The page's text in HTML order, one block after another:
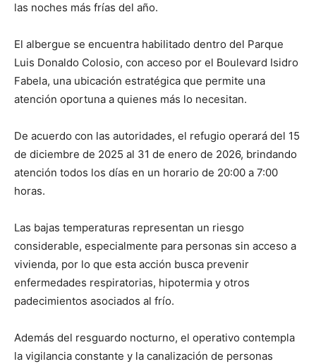
las noches más frías del año.
El albergue se encuentra habilitado dentro del Parque
Luis Donaldo Colosio, con acceso por el Boulevard Isidro
Fabela, una ubicación estratégica que permite una
atención oportuna a quienes más lo necesitan.
De acuerdo con las autoridades, el refugio operará del 15
de diciembre de 2025 al 31 de enero de 2026, brindando
atención todos los días en un horario de 20:00 a 7:00
horas.
Las bajas temperaturas representan un riesgo
considerable, especialmente para personas sin acceso a
vivienda, por lo que esta acción busca prevenir
enfermedades respiratorias, hipotermia y otros
padecimientos asociados al frío.
Además del resguardo nocturno, el operativo contempla
la vigilancia constante y la canalización de personas